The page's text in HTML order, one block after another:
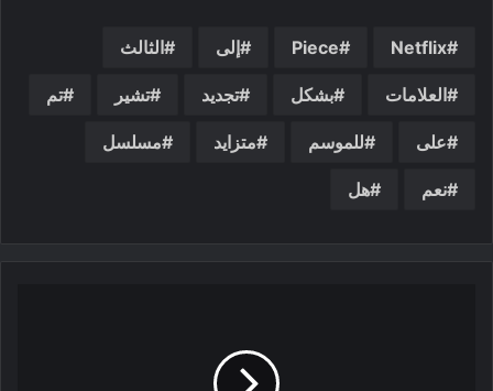
Netflix
Piece إلى الثالث
العلامات بشكل تجديد تشير تم
على للموسم متزايد مسلسل
نعم هل